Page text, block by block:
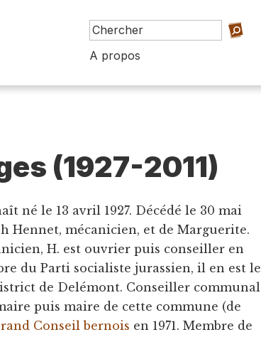
A propos
(1927-2011)
né le 13 avril 1927. Décédé le 30 mai
Hennet, mécanicien, et de Marguerite.
H. est ouvrier puis conseiller en
du Parti socialiste jurassien, il en est le
de Delémont. Conseiller communal
puis maire de cette commune (de
Conseil bernois en 1971. Membre de